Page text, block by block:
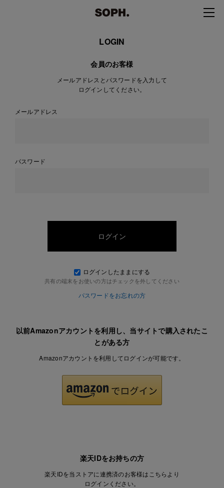
LOGIN
会員のお客様
メールアドレスとパスワードを入力して
ログインしてください。
メールアドレス
パスワード
ログインしたままにする
共有の端末をお使いの方はチェックを外してください
パスワードをお忘れの方
以前Amazonアカウントを利用し、当サイトで購入されたこ
とがある方
Amazonアカウントを利用してログインが可能です。
楽天IDをお持ちの方
楽天IDを当ストアに連携済のお客様はこちらより
ログインください。